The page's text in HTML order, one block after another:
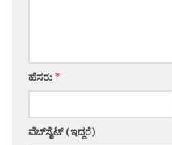
ಹೆಸರು*
ವೆಬ್‌ಸೈಟ್ (ಇದ್ದರೆ)